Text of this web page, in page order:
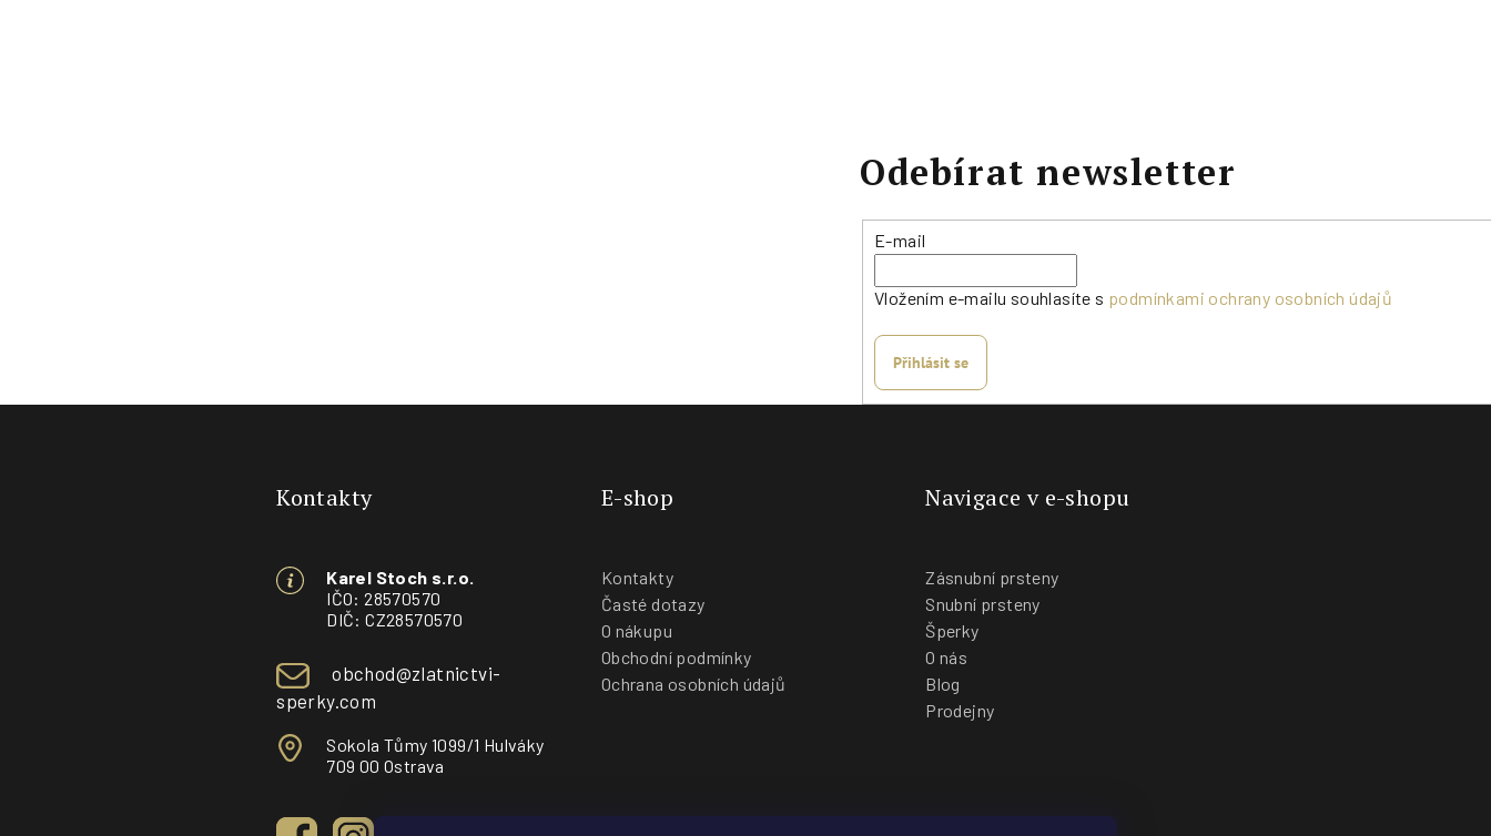
Odebírat newsletter
E-mail
Vložením e-mailu souhlasíte s podmínkami ochrany osobních údajů
Přihlásit se
Kontakty
Karel Stoch s.r.o.
IČO: 28570570
DIČ: CZ28570570
obchod@zlatnictvi-
sperky.com
Sokola Tůmy 1099/1 Hulváky
709 00 Ostrava
E-shop
Kontakty
Časté dotazy
O nákupu
Obchodní podmínky
Ochrana osobních údajů
Navigace v e-shopu
Zásnubní prsteny
Snubní prsteny
Šperky
O nás
Blog
Prodejny